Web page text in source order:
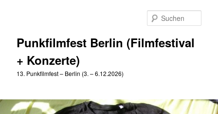
Punkfilmfest Berlin (Filmfestival
+ Konzerte)
13. Punkfilmfest – Berlin (3. – 6.12.2026)